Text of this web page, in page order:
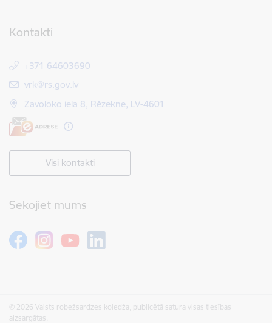
Kontakti
+371 64603690
E-pasts:
vrk@rs.gov.lv
Zavoloko iela 8, Rēzekne, LV-4601
Visi kontakti
Sekojiet mums
© 2026 Valsts robežsardzes koledža, publicētā satura visas tiesības
aizsargātas.